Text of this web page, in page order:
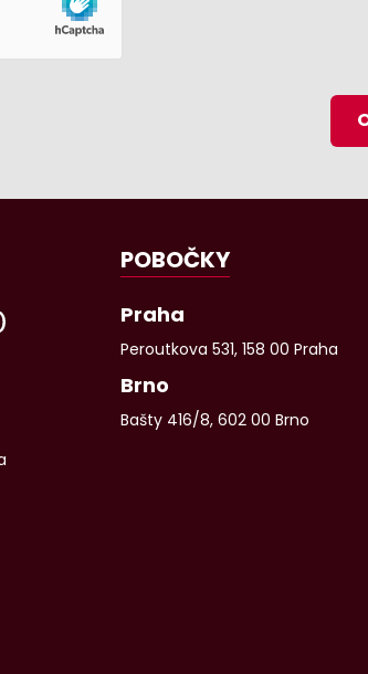
POBOČKY
Praha
Peroutkova 531, 158 00 Praha
Brno
Bašty 416/8, 602 00 Brno